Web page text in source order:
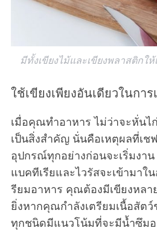
มีทั้งเขียงไม้และเขียงพลาสติกใ
ใช้เขียงเพียงอันเดียวในกา
เมื่อคุณทำอาหาร ไม่ว่าจะหั่น
เป็นสิ่งสำคัญ นั่นคือเหตุผลที่เช
อุปกรณ์ทุกอย่างก่อนจะเริ่มงา
แบคทีเรียและไวรัสจะเข้ามาใ
รียมอาหาร คุณต้องมีเขียงหลา
ยิ่งหากคุณกำลังเตรียมเนื้อสัต
ทุกชนิดมีแนวโน้มที่จะมีน้ำซึม